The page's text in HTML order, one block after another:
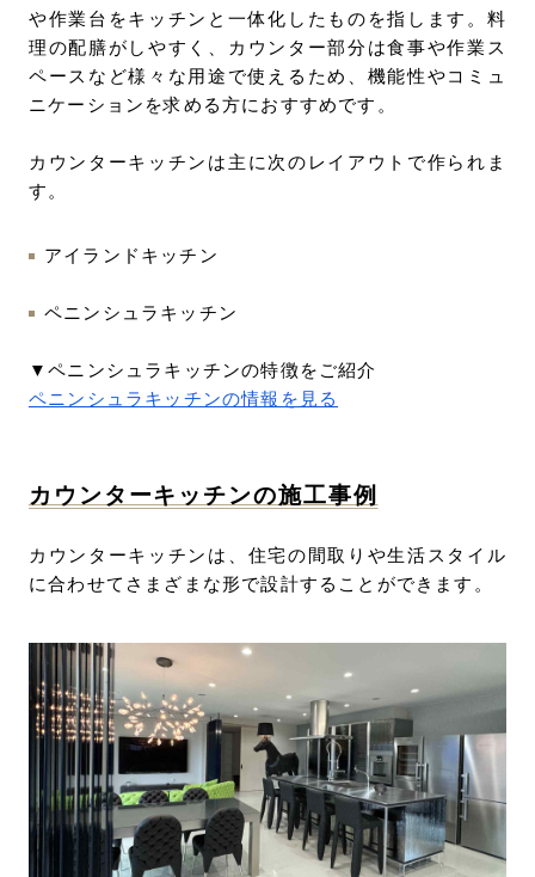
や作業台をキッチンと一体化したものを指します。料
理の配膳がしやすく、カウンター部分は食事や作業ス
ペースなど様々な用途で使えるため、機能性やコミュ
ニケーションを求める方におすすめです。
カウンターキッチンは主に次のレイアウトで作られま
す。
アイランドキッチン
ペニンシュラキッチン
▼ペニンシュラキッチンの特徴をご紹介
ペニンシュラキッチンの情報を見る
カウンターキッチンの施工事例
カウンターキッチンは、住宅の間取りや生活スタイル
に合わせてさまざまな形で設計することができます。